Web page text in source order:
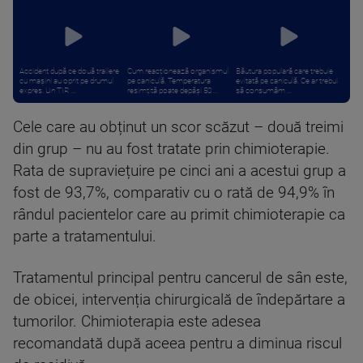
Accident după ce două trailere
cu mașini au oprit pe drumul
expres. Un TIR ...
Cum reacționează organismul
pe caniculă. Temperatura
resimțită poate depăși 50 ...
Băutura populară care trebuie
evitată pe caniculă. Ce ar trebui
să consumăm ...
Cele care au obținut un scor scăzut – două treimi
din grup – nu au fost tratate prin chimioterapie.
Rata de supraviețuire pe cinci ani a acestui grup a
fost de 93,7%, comparativ cu o rată de 94,9% în
rândul pacientelor care au primit chimioterapie ca
parte a tratamentului.
Tratamentul principal pentru cancerul de sân este,
de obicei, intervenția chirurgicală de îndepărtare a
tumorilor. Chimioterapia este adesea
recomandată după aceea pentru a diminua riscul